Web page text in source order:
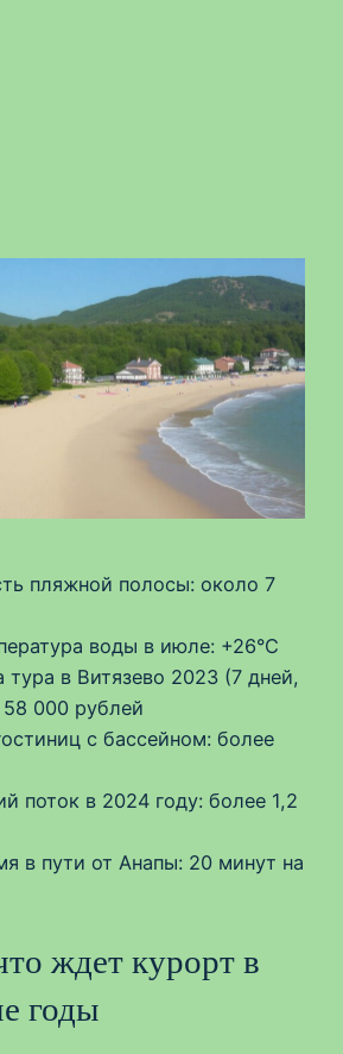
пляжной полосы: около 7
воды в июле: +26°C
в Витязево 2023 (7 дней,
000 рублей
с бассейном: более
поток в 2024 году: более 1,2
в пути от Анапы: 20 минут на
ждет курорт в
годы